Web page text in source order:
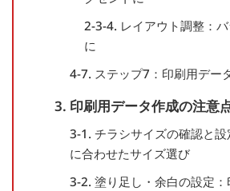
2-3-4. レイアウト調整：
に
4-7. ステップ7：印刷用デー
3. 印刷用データ作成の注意
3-1. チラシサイズの確認と
に合わせたサイズ選び
3-2. 塗り足し・余白の設定